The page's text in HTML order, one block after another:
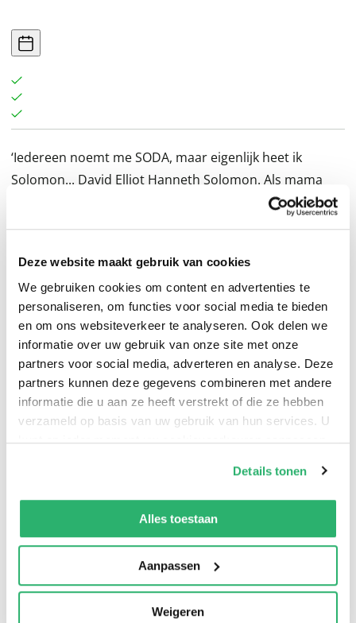
Deze website maakt gebruik van cookies
We gebruiken cookies om content en advertenties te
personaliseren, om functies voor social media te bieden
en om ons websiteverkeer te analyseren. Ook delen we
informatie over uw gebruik van onze site met onze
partners voor social media, adverteren en analyse. Deze
partners kunnen deze gegevens combineren met andere
informatie die u aan ze heeft verstrekt of die ze hebben
verzameld op basis van uw gebruik van hun services. U
kunt op ieder moment uw cookievoorkeuren aanpassen
We werken samen met13 derdendie uw gegevens
kunnen ontvangen en verwerken.
Details tonen
Alles toestaan
Aanpassen
Weigeren
‘Iedereen noemt me SODA, maar eigenlijk heet ik
Solomon... David Elliot Hanneth Solomon. Als mama
zou weten wat ik precies doe, zou ze ongetwijfeld
klabakken. Bovendien wéét mama niet wat ik doe. Zij
denkt dat ik geestelijke ben. Ze woont nu al een tijdje bij
me in. Ze komt nooit buiten, leest geen kranten…
Gelukkig ook maar, want die staan vol over geweld en
vernieling. De mensen die ik arresteer, zijn soms al een
beetje dood…’
0|0